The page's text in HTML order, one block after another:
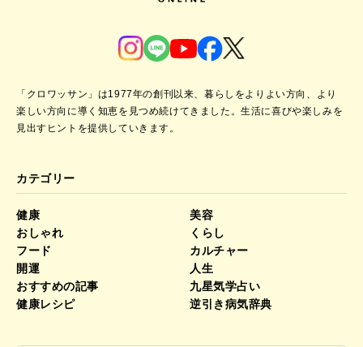
「クロワッサン」は1977年の創刊以来、暮らしをよりよい方向、より
楽しい方向に導く知恵を見つめ続けてきました。生活に喜びや楽しみを
見出すヒントを提供していきます。
カテゴリー
健康
美容
おしゃれ
くらし
フード
カルチャー
開運
人生
おすすめの記事
九星気学占い
健康レシピ
逆引き病気辞典